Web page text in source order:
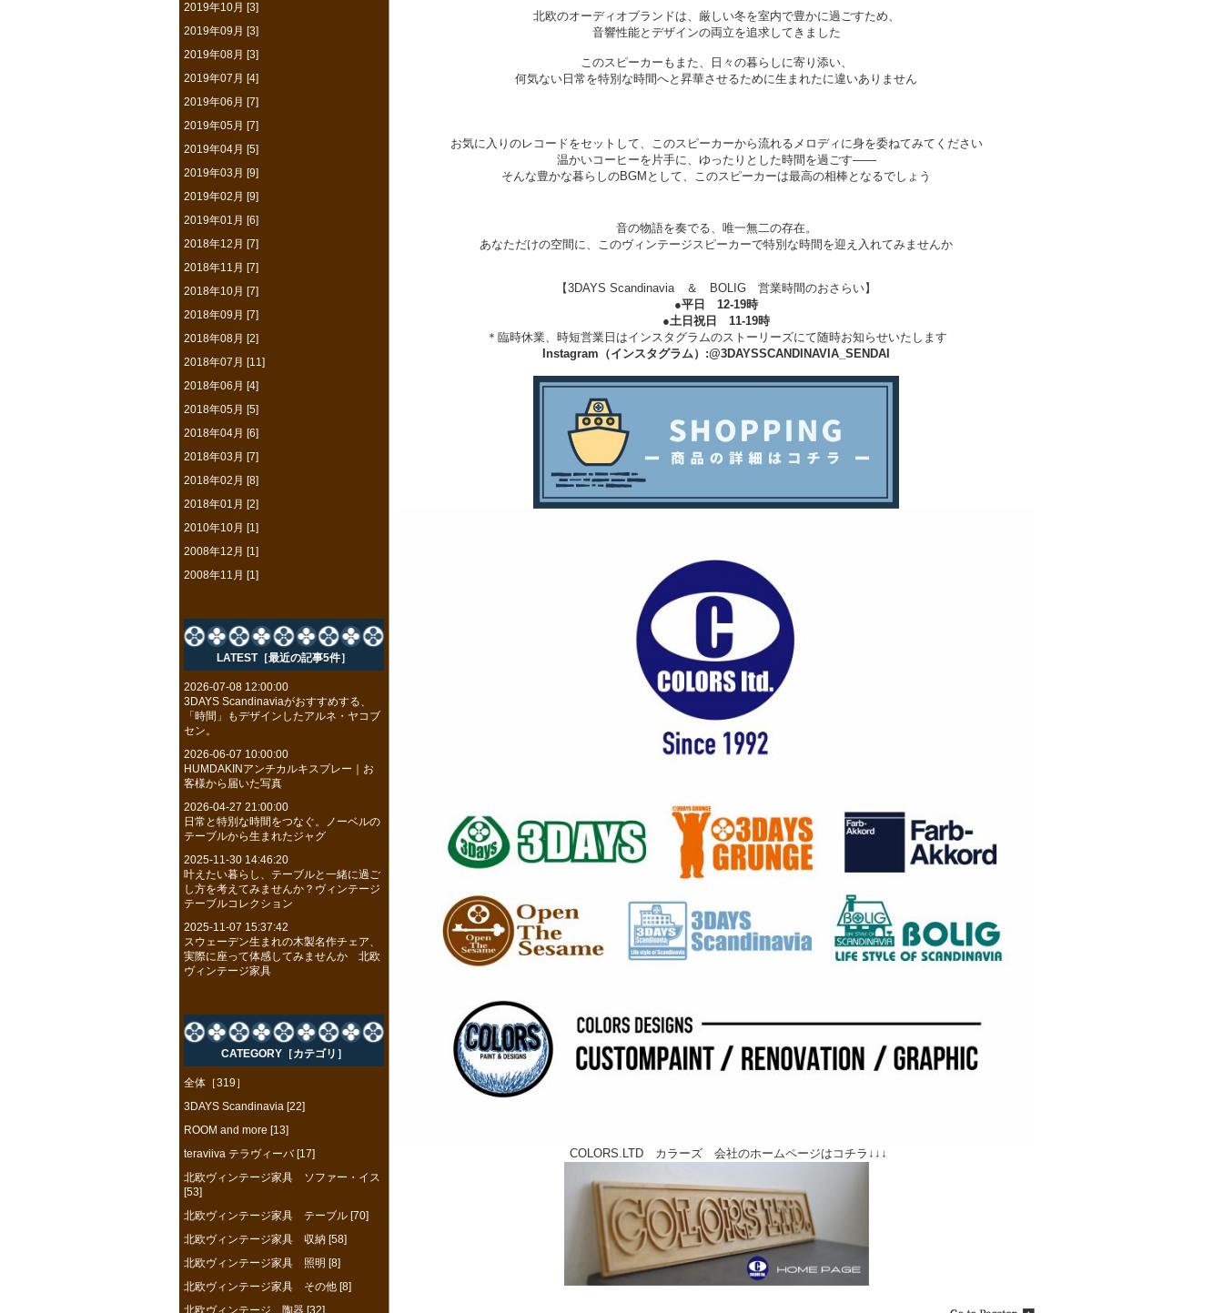
北欧のオーディオブランドは、厳しい冬を室内で豊かに過ごすため、
音響性能とデザインの両立を追求してきました
このスピーカーもまた、日々の暮らしに寄り添い、
何気ない日常を特別な時間へと昇華させるために生まれたに違いありません
お気に入りのレコードをセットして、このスピーカーから流れるメロディに身を委ねてみてください
温かいコーヒーを片手に、ゆったりとした時間を過ごす――
そんな豊かな暮らしのBGMとして、このスピーカーは最高の相棒となるでしょう
音の物語を奏でる、唯一無二の存在。
あなただけの空間に、このヴィンテージスピーカーで特別な時間を迎え入れてみませんか
【3DAYS Scandinavia ＆ BOLIG 営業時間のおさらい】
●平日 12-19時
●土日祝日 11-19時
＊臨時休業、時短営業日はインスタグラムのストーリーズにて随時お知らせいたします
Instagram（インスタグラム）:@3DAYSSCANDINAVIA_SENDAI
COLORS.LTD カラーズ 会社のホームページはコチラ↓↓↓
2019年10月 [3]
2019年09月 [3]
2019年08月 [3]
2019年07月 [4]
2019年06月 [7]
2019年05月 [7]
2019年04月 [5]
2019年03月 [9]
2019年02月 [9]
2019年01月 [6]
2018年12月 [7]
2018年11月 [7]
2018年10月 [7]
2018年09月 [7]
2018年08月 [2]
2018年07月 [11]
2018年06月 [4]
2018年05月 [5]
2018年04月 [6]
2018年03月 [7]
2018年02月 [8]
2018年01月 [2]
2010年10月 [1]
2008年12月 [1]
2008年11月 [1]
LATEST［最近の記事5件］
2026-07-08 12:00:00
3DAYS Scandinaviaがおすすめする、
「時間」もデザインしたアルネ・ヤコブ
セン。
2026-06-07 10:00:00
HUMDAKINアンチカルキスプレー｜お
客様から届いた写真
2026-04-27 21:00:00
日常と特別な時間をつなぐ。ノーベルの
テーブルから生まれたジャグ
2025-11-30 14:46:20
叶えたい暮らし、テーブルと一緒に過ご
し方を考えてみませんか？ヴィンテージ
テーブルコレクション
2025-11-07 15:37:42
スウェーデン生まれの木製名作チェア、
実際に座って体感してみませんか 北欧
ヴィンテージ家具
CATEGORY［カテゴリ］
全体［319］
3DAYS Scandinavia [22]
ROOM and more [13]
teraviiva テラヴィーバ [17]
北欧ヴィンテージ家具 ソファー・イス
[53]
北欧ヴィンテージ家具 テーブル [70]
北欧ヴィンテージ家具 収納 [58]
北欧ヴィンテージ家具 照明 [8]
北欧ヴィンテージ家具 その他 [8]
北欧ヴィンテージ 陶器 [32]